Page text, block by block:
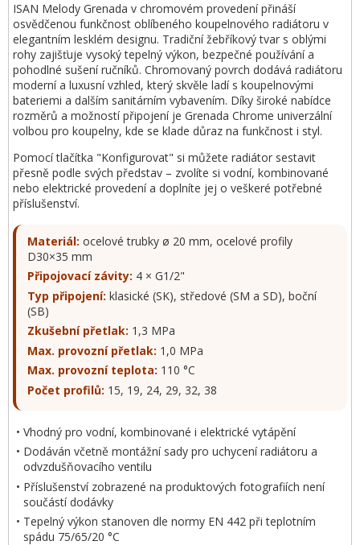
ISAN Melody Grenada v chromovém provedení přináší
osvědčenou funkčnost oblíbeného koupelnového radiátoru v
elegantním lesklém designu. Tradiční žebříkový tvar s oblými
rohy zajišťuje vysoký tepelný výkon, bezpečné používání a
pohodlné sušení ručníků. Chromovaný povrch dodává radiátoru
moderní a luxusní vzhled, který skvěle ladí s koupelnovými
bateriemi a dalším sanitárním vybavením. Díky široké nabídce
rozměrů a možností připojení je Grenada Chrome univerzální
volbou pro koupelny, kde se klade důraz na funkčnost i styl.
Pomocí tlačítka "Konfigurovat" si můžete radiátor sestavit
přesně podle svých představ – zvolíte si vodní, kombinované
nebo elektrické provedení a doplníte jej o veškeré potřebné
příslušenství.
Materiál: ocelové trubky ø 20 mm, ocelové profily
D30×35 mm
Připojovací závity: 4 × G1/2"
Typ připojení: klasické (SK), středové (SM a SD), boční
(SB)
Zkušební přetlak: 1,3 MPa
Max. provozní přetlak: 1,0 MPa
Max. provozní teplota: 110 °C
Počet profilů: 15, 19, 24, 29, 32, 38
Vhodný pro vodní, kombinované i elektrické vytápění
Dodáván včetně montážní sady pro uchycení radiátoru a
odvzdušňovacího ventilu
Příslušenství zobrazené na produktových fotografiích není
součástí dodávky
Tepelný výkon stanoven dle normy EN 442 při teplotním
spádu 75/65/20 °C